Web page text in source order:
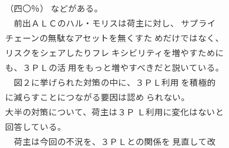
（四〇％） などがある。
前出ＡＬＣのハル・モリスは荷主に対し、 サプライ
チェーンの無駄なアセットを無くすた めだけではなく、
リスクをシェアしたりフレ キシビリティを増やすために
も、３ＰＬの活 用をもっと増やすべきだと説いている。
図２に挙げられた対策の中に、３ＰＬ利用 を積極的
に減らすことにつながる要因は認め られない。
大半の対策について、荷主は３Ｐ Ｌ利用に変化はないと
回答している。
荷主は今回の不況を、３ＰＬとの関係を 見直して改